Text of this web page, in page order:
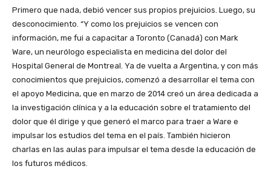
Primero que nada, debió vencer sus propios prejuicios. Luego, su
desconocimiento. “Y como los prejuicios se vencen con
información, me fui a capacitar a Toronto (Canadá) con Mark
Ware, un neurólogo especialista en medicina del dolor del
Hospital General de Montreal. Ya de vuelta a Argentina, y con más
conocimientos que prejuicios, comenzó a desarrollar el tema con
el apoyo Medicina, que en marzo de 2014 creó un área dedicada a
la investigación clínica y a la educación sobre el tratamiento del
dolor que él dirige y que generó el marco para traer a Ware e
impulsar los estudios del tema en el país. También hicieron
charlas en las aulas para impulsar el tema desde la educación de
los futuros médicos.